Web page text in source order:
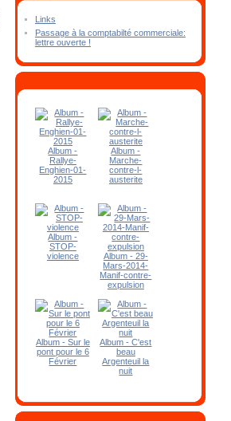
Links
Passage à la comptabilté commerciale:
lettre ouverte !
Album -
Rallye-
Enghien-01-
2015
Album -
Marche-
contre-l-
austerite
Album -
STOP-
violence
Album - 29-
Mars-2014-
Manif-contre-
expulsion
Album - Sur le
pont pour le 6
Février
Album - C'est
beau
Argenteuil la
nuit